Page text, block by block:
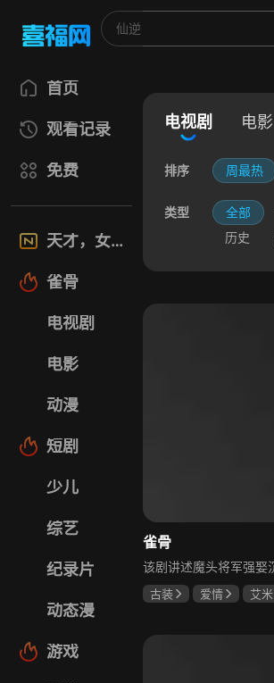
首页
观看记录
免费
天才，女友
雀骨
电视剧
电影
动漫
短剧
少儿
综艺
纪录片
动态漫
游戏
电视剧 电影
排序 周最热
类型 全部
历史
雀骨
古装 爱情
艾米